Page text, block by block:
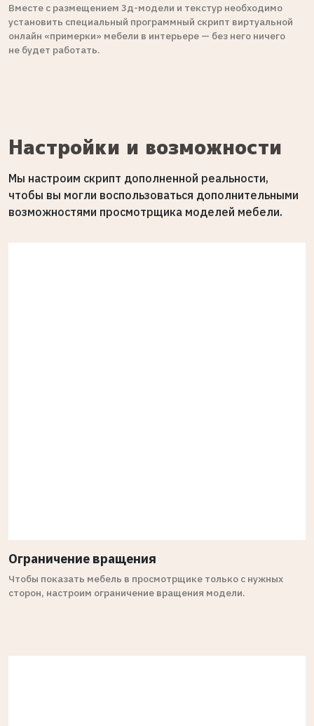
Вместе с размещением 3д-модели и текстур необходимо
установить специальный программный скрипт виртуальной
онлайн «примерки» мебели в интерьере — без него ничего
не будет работать.
Настройки и возможности
Мы настроим скрипт дополненной реальности,
чтобы вы могли воспользоваться дополнительными
возможностями просмотрщика моделей мебели.
Ограничение вращения
Чтобы показать мебель в просмотрщике только с нужных
сторон, настроим ограничение вращения модели.